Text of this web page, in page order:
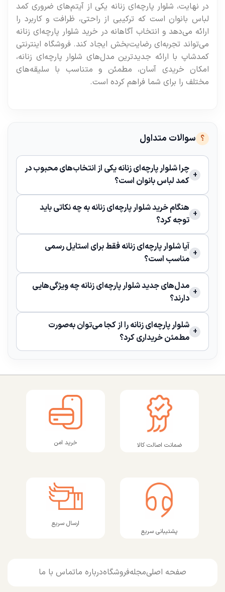
در نهایت، شلوار پارچه‌ای زنانه یکی از آیتم‌های ضروری کمد
لباس بانوان است که ترکیبی از راحتی، ظرافت و کاربرد را
ارائه می‌دهد و انتخاب آگاهانه در خرید شلوار پارچه‌ای زنانه
می‌تواند تجربه‌ای رضایت‌بخش ایجاد کند. فروشگاه اینترنتی
کمدشاپ با ارائه جدیدترین مدل‌های شلوار پارچه‌ای زنانه،
امکان خریدی آسان، مطمئن و متناسب با سلیقه‌های
مختلف را برای شما فراهم کرده است.
سوالات متداول
چرا شلوار پارچه‌ای زنانه یکی از انتخاب‌های محبوب در
کمد لباس بانوان است؟
هنگام خرید شلوار پارچه‌ای زنانه به چه نکاتی باید
توجه کرد؟
آیا شلوار پارچه‌ای زنانه فقط برای استایل رسمی
مناسب است؟
مدل‌های جدید شلوار پارچه‌ای زنانه چه ویژگی‌هایی
دارند؟
شلوار پارچه‌ای زنانه را از کجا می‌توان به‌صورت
مطمئن خریداری کرد؟
ضمانت اصالت کالا خرید امن
پشتیبانی سریع
ارسال سریع
صفحه اصلیمجلهفروشگاهدرباره ماتماس با ما